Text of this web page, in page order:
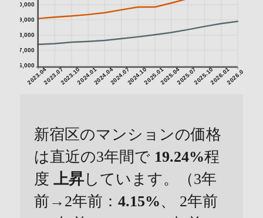
2023.042023.072023.102024.012024.042024.072024.102025.012025.042025.072025.102026.012026.04
6,000
7,000
8,000
9,000
10,000
新宿区のマンションの価格
は直近の3年間で 19.24%程
度 上昇しています。（3年
前→2年前： 4.15%、 2年前